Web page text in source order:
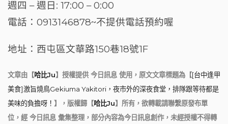
週四 – 週日: 17:00 – 0:00
電話：0913146878~不提供電話預約喔
地址：西屯區文華路150巷18號1F
文章由【哈比Ju】授權提供 今日訊息 使用，原文文章標題為【[台中逢甲
美食]激旨燒鳥Gekiuma Yakitori，夜市外的深夜食堂，排隊跟等待都是
美味的負擔呀！ 】，版權歸【哈比Ju】所有，欲轉載請聯繫原發布單
位，經 今日訊息 彙集整理，部分內容為今日訊息創作，未經授權不得轉